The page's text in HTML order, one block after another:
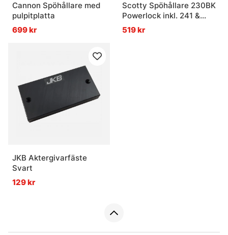
Cannon Spöhållare med
pulpitplatta
699 kr
Scotty Spöhållare 230BK
Powerlock inkl. 241 &
242
519 kr
JKB Aktergivarfäste
Svart
129 kr